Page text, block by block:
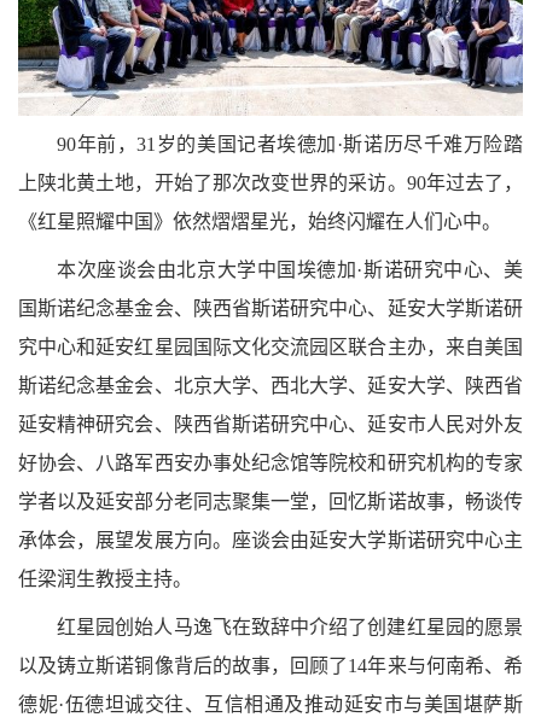
90年前，31 岁的美国记者埃德加 ·斯诺历尽千难万险踏
上陕北黄土地，开始了那次改变世界的采访。 90年过去了，
《红星照耀中国》依然熠熠星光，始终闪耀在人们心中。
本次座谈会由北京大学中国埃德加·斯诺研究中心、美
国斯诺纪念基金会、陕西省斯诺研究中心、延安大学斯诺研
究中心和延安红星园国际文化交流园区联合主办，来自美国
斯诺纪念基金会、北京大学、西北大学、延安大学、陕西省
延安精神研究会、陕西省斯诺研究中心、延安市人民对外友
好协会、八路军西安办事处纪念馆等院校和研究机构的专家
学者以及延安部分老同志聚集一堂，回忆斯诺故事，畅谈传
承体会，展望发展方向。座谈会由延安大学斯诺研究中心主
任梁润生教授主持。
红星园创始人马逸飞在致辞中介绍了创建红星园的愿景
以及铸立斯诺铜像背后的故事，回顾了14年来与何南希、希
德妮·伍德坦诚交往、互信相通及推动延安市与美国堪萨斯